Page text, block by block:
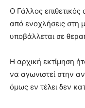
Ο Γάλλος επιθετικός
από ενοχλήσεις στη
υποβάλλεται σε
Η αρχική εκτίμηση
να αγωνιστεί στην
όμως εν τέλει δεν